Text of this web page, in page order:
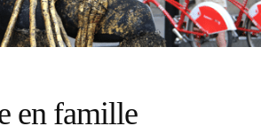
en famille